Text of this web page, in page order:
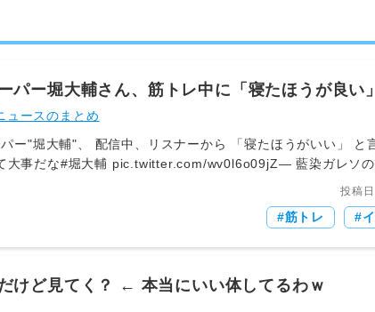
パー堀大輔さん、筋トレ中に「寝たほうが良い
ュースのまとめ
ｗｗｗｗｗｗｗｗｗｗ 【悲報】堀江貴文、ロケット解説動画に
投稿
筋トレ
けど見てく？ ← 本当にいい体してるわｗ